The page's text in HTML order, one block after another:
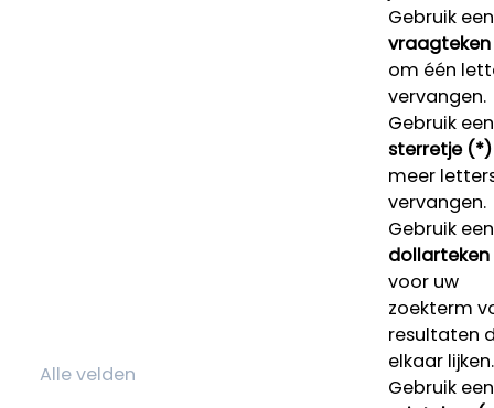
Gebruik een
om één
vervangen.
Gebruik een
sterretje (*)
meer
vervangen.
Gebruik een
voor uw
zoekterm
resultaten
elkaar lijken.
Gebruik een